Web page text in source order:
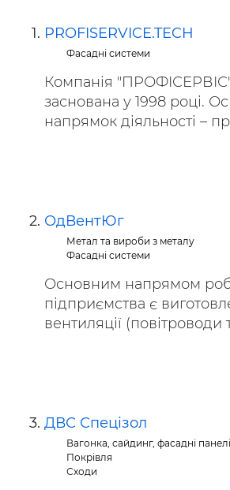
PROFISERVICE.TECH
Фасадні системи
Компанія
заснована у 1998 році.
напрямок діяльності –
ОдВентЮг
Метал та вироби з металу
Фасадні системи
Основним напрямом
підприємства є
вентиляції (повітроводи
ДВС Спецізол
Вагонка, сайдинг, фасадні панелі
Покрівля
Сходи